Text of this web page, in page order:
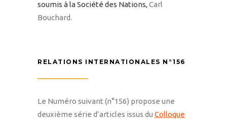
soumis à la Société des Nations,Carl
Bouchard.
RELATIONS INTERNATIONALES N°156
Le Numéro suivant (n°156) propose une
deuxième série d’articles issus du Colloque